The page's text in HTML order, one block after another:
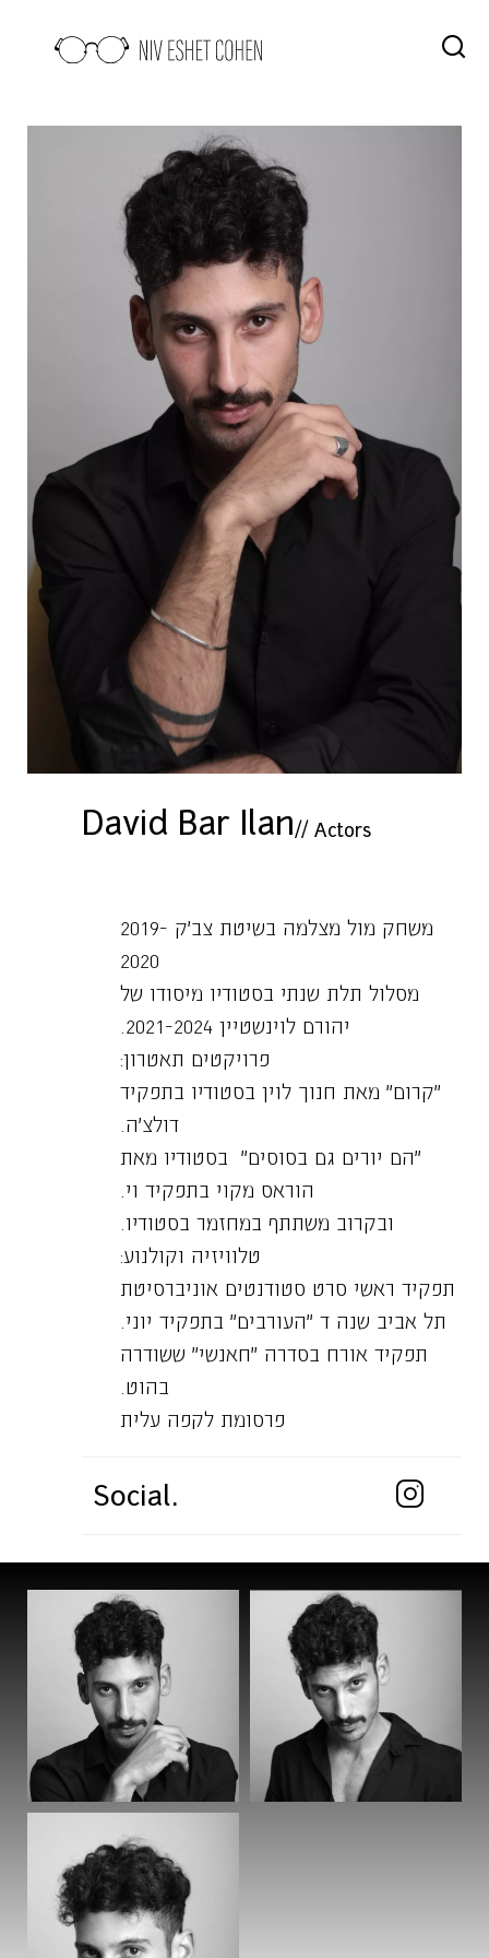
David Bar Ilan// Actors
משחק מול מצלמה בשיטת צב׳ק 2019-
2020
מסלול תלת שנתי בסטודיו מיסודו של
יהורם לוינשטיין 2021-2024.
פרויקטים תאטרון:
״קרום״ מאת חנוך לוין בסטודיו בתפקיד
דולצ׳ה.
״הם יורים גם בסוסים״ בסטודיו מאת
הוראס מקוי בתפקיד וי.
ובקרוב משתתף במחזמר בסטודיו.
טלוויזיה וקולנוע:
תפקיד ראשי סרט סטודנטים אוניברסיטת
תל אביב שנה ד ״העורבים״ בתפקיד יוני.
תפקיד אורח בסדרה ״חאנשי״ ששודרה
בהוט.
פרסומת לקפה עלית
Social.